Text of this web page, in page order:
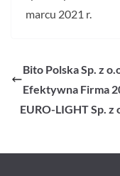
marcu 2021 r.
Bito Polska Sp. z
Efektywna Firma
EURO-LIGHT Sp.